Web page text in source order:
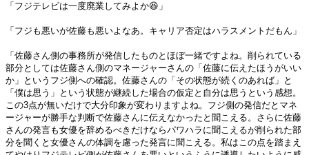
「フジテレビは一度廃業してみよか😆」
「フジも悪いが佐藤も悪いよなあ。キャリア否定はハラスメントだもん」
「佐藤さん側の事務所が発信したものとほぼ一緒ですよね。削られている
部分としては佐藤さん側のマネージャーさんの「佐藤に伝えたほうがいい
か」というフジ側への確認。佐藤さんの「その状態が続くのあれば」と
「僕は思う」という状態が継続した場合の仮定と自分は思うという感想。
この3点が無いだけで大分印象が変わりますよね。フジ側の発信だとマネ
ージャーが勝手な判断で佐藤さんに伝えなかったと聞こえる。さらに佐藤
さんの発言も女優を辞めるべきだけならパワハラに聞こえるが削られた部
分を聞くと女優さんの体調を慮った発言に聞こえる。私はこの点を踏まえ